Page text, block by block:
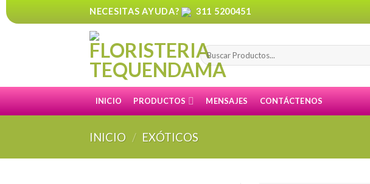
to
NECESITAS AYUDA? 311 5200451
Buscar
por:
INICIO PRODUCTOS MENSAJES CONTÁCTENOS
INICIO / EXÓTICOS